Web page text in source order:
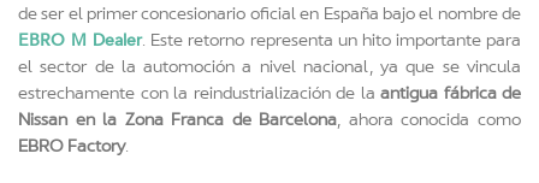
de ser el primer concesionario oficial en España bajo el nombre de
EBRO M Dealer. Este retorno representa un hito importante para
el sector de la automoción a nivel nacional, ya que se vincula
estrechamente con la reindustrialización de la antigua fábrica de
Nissan en la Zona Franca de Barcelona, ahora conocida como
EBRO Factory.